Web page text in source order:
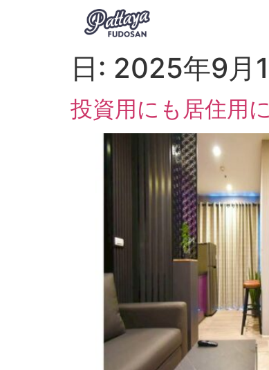
日: 2025年9月
投資用にも居住用